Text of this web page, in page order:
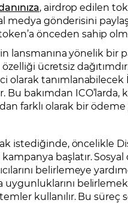
, airdrop edilen
medya gönderisini
önceden sahip
lansmanına yönelik bir
özelliği ücretsiz
olarak
bakımdan ICO’larda,
farklı olarak bir
istediğinde, öncelikle
başlatır.
belirlemeye
kullanılır. Bu süreç